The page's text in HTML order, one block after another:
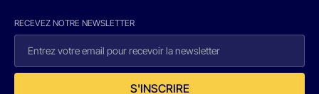
RECEVEZ NOTRE NEWSLETTER
S'INSCRIRE